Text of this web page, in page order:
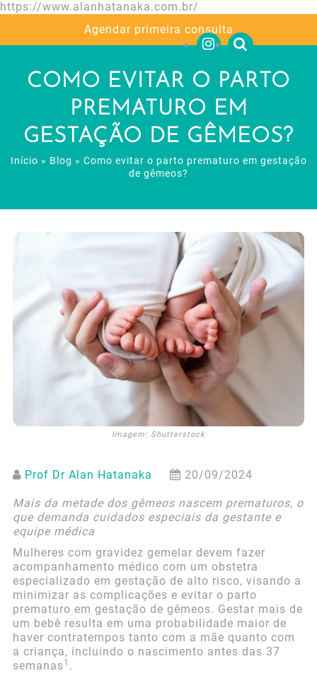
https://www.alanhatanaka.com.br/
Agendar primeira consulta
COMO EVITAR O PARTO
PREMATURO EM
GESTAÇÃO DE GÊMEOS?
Início » Blog » Como evitar o parto prematuro em gestação
de gêmeos?
Imagem: Shutterstock
Prof Dr Alan Hatanaka 20/09/2024
Mais da metade dos gêmeos nascem prematuros, o
que demanda cuidados especiais da gestante e
equipe médica
Mulheres com gravidez gemelar devem fazer
acompanhamento médico com um obstetra
especializado em gestação de alto risco, visando a
minimizar as complicações e evitar o parto
prematuro em gestação de gêmeos. Gestar mais de
um bebê resulta em uma probabilidade maior de
haver contratempos tanto com a mãe quanto com
a criança, incluindo o nascimento antes das 37
semanas1 .